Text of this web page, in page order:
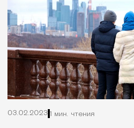
03.02.2023 1 мин. чтения